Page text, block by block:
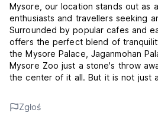
Mysore, our location stands out as
enthusiasts and travellers seeking
Surrounded by popular cafes and
offers the perfect blend of
the Mysore Palace, Jaganmohan
Mysore Zoo just a stone's throw
the center of it all. But it is not just
events, from invigorating yoga
workshops, making it a great place
Zgłoś